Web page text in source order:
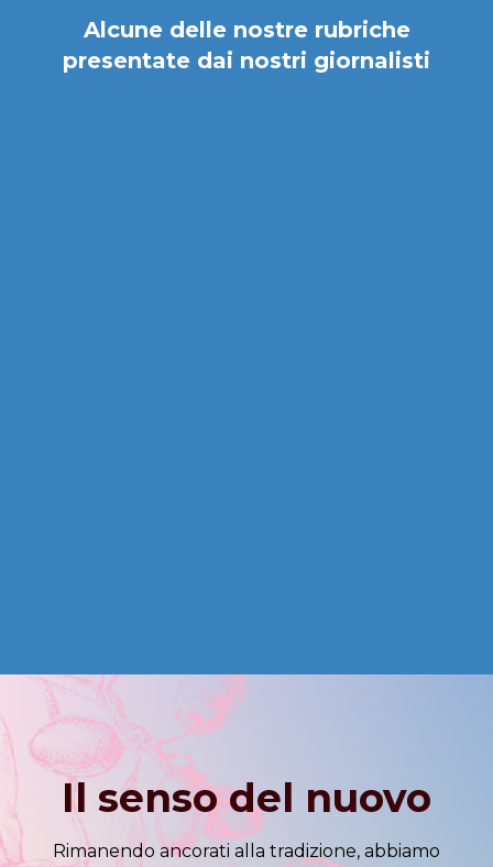
Alcune delle nostre rubriche
presentate dai nostri giornalisti
Il senso del nuovo
Rimanendo ancorati alla tradizione, abbiamo